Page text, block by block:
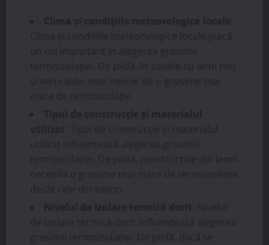
Clima și condițiile meteorologice locale
Clima și condițiile meteorologice locale joacă
un rol important în alegerea grosimii
termoizolației. De pildă, în zonele cu ierni reci
și veri calde, este nevoie de o grosime mai
mare de termoizolație.
Tipul de construcție și materialul
utilizat : Tipul de construcție și materialul
utilizat influențează alegerea grosimii
termoizolației. De pildă, construcțiile din lemn
necesită o grosime mai mare de termoizolație
decât cele din beton.
Nivelul de izolare termică dorit : Nivelul
de izolare termică dorit influențează alegerea
grosimii termoizolației. De pildă, dacă se